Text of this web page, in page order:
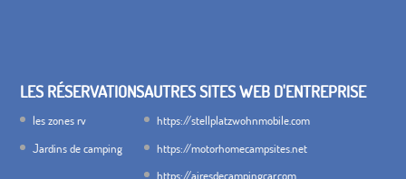
LES RÉSERVATIONS
les zones rv
Jardins de camping
AUTRES SITES WEB D'ENTREPRISE
https://stellplatzwohnmobile.com
https://motorhomecampsites.net
https://airesdecampingcar.com